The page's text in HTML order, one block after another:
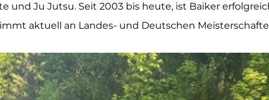
und Ju Jutsu. Seit 2003 bis heute, ist Baiker
aktuell an Landes- und Deutschen